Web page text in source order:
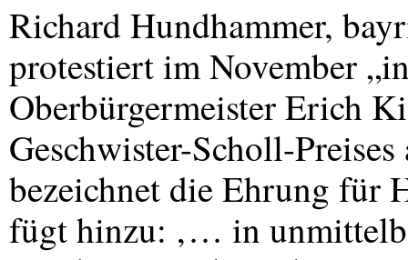
Richard Hundhammer,
protestiert im November
Oberbürgermeister Erich
Geschwister-Scholl-
bezeichnet die Ehrung für
fügt hinzu: ‚… in